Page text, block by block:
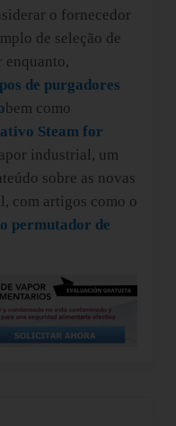
o fornecedor
de seleção de
enquanto,
de purgadores
bem como
Steam for
industrial, um
sobre as novas
com artigos como o
permutador de